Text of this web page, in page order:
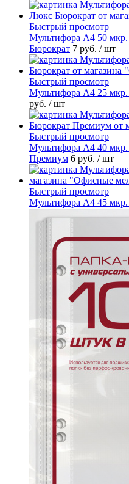
Быстрый просмотр
Мультифора А4 50
Бюрократ 7 руб. / шт
Быстрый просмотр
Мультифора А4 25 мкр.
руб. / шт
Быстрый просмотр
Мультифора А4 40 мкр.
Премиум 6 руб. / шт
Быстрый просмотр
Мультифора А4 45